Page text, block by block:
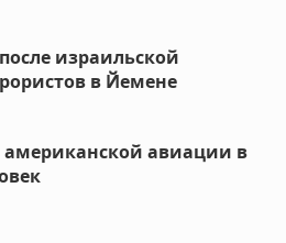
израильской
в Йемене
американской авиации в